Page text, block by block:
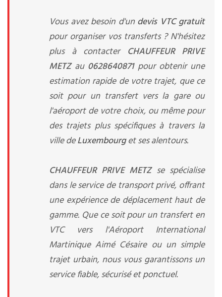
Vous avez besoin d'un devis VTC gratuit
pour organiser vos transferts ? N'hésitez
plus à contacter CHAUFFEUR PRIVE
METZ au 0628640871pour obtenir une
estimation rapide de votre trajet, que ce
soit pour un transfert vers la gare ou
l'aéroport de votre choix, ou même pour
des trajets plus spécifiques à travers la
ville deLuxembourget ses alentours.
CHAUFFEUR PRIVE METZ se spécialise
dans le service de transport privé, offrant
une expérience de déplacement haut de
gamme. Que ce soit pour un transfert en
VTC vers l'Aéroport International
Martinique Aimé Césaire ou un simple
trajet urbain, nous vous garantissons un
service fiable, sécurisé et ponctuel.